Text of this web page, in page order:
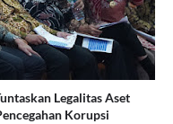
Legalitas Aset
Korupsi